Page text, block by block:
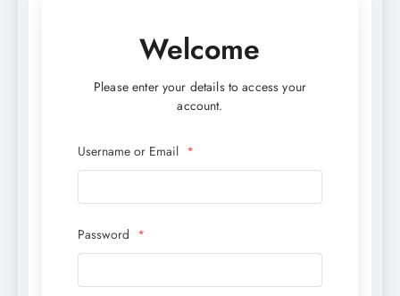
Welcome
Please enter your details to access your
account.
Username or Email *
Password *